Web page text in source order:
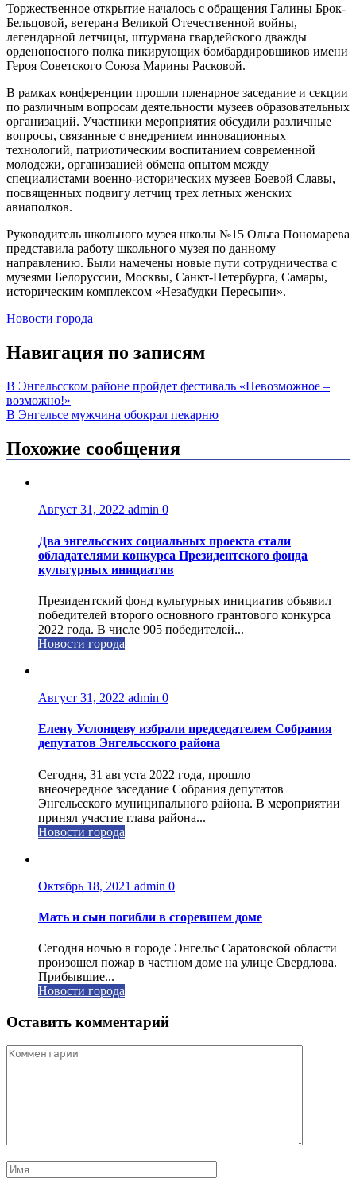
Торжественное открытие началось с обращения Галины Брок-
Бельцовой, ветерана Великой Отечественной войны,
легендарной летчицы, штурмана гвардейского дважды
орденоносного полка пикирующих бомбардировщиков имени
Героя Советского Союза Марины Расковой.
В рамках конференции прошли пленарное заседание и секции
по различным вопросам деятельности музеев образовательных
организаций. Участники мероприятия обсудили различные
вопросы, связанные с внедрением инновационных
технологий, патриотическим воспитанием современной
молодежи, организацией обмена опытом между
специалистами военно-исторических музеев Боевой Славы,
посвященных подвигу летчиц трех летных женских
авиаполков.
Руководитель школьного музея школы №15 Ольга Пономарева
представила работу школьного музея по данному
направлению. Были намечены новые пути сотрудничества с
музеями Белоруссии, Москвы, Санкт-Петербурга, Самары,
историческим комплексом «Незабудки Пересыпи».
Новости города
Навигация по записям
В Энгельсском районе пройдет фестиваль «Невозможное –
возможно!»
В Энгельсе мужчина обокрал пекарню
Похожие сообщения
Август 31, 2022 admin 0
Два энгельсских социальных проекта стали
обладателями конкурса Президентского фонда
культурных инициатив
Президентский фонд культурных инициатив объявил
победителей второго основного грантового конкурса
2022 года. В числе 905 победителей...
Новости города
Август 31, 2022 admin 0
Елену Услонцеву избрали председателем Собрания
депутатов Энгельсского района
Сегодня, 31 августа 2022 года, прошло
внеочередное заседание Собрания депутатов
Энгельсского муниципального района. В мероприятии
принял участие глава района...
Новости города
Октябрь 18, 2021 admin 0
Мать и сын погибли в сгоревшем доме
Сегодня ночью в городе Энгельс Саратовской области
произошел пожар в частном доме на улице Свердлова.
Прибывшие...
Новости города
Оставить комментарий